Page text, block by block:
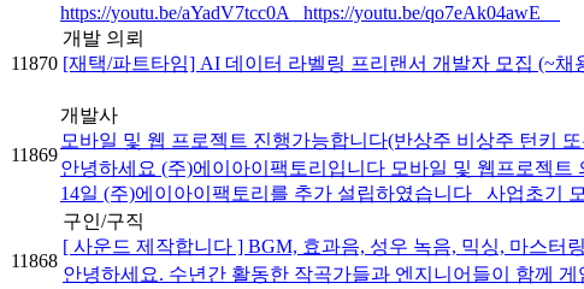
https://youtu.be/aYadV7tcc0A https://youtu.be/qo7eAk04awE
11870
개발 의뢰
[재택/파트타임] AI 데이터 라벨링 프리랜서 개발자 모집 (~채
11869
개발사
모바일 및 웹 프로젝트 진행가능합니다(반상주 비상주 턴키
안녕하세요 (주)에이아이팩토리입니다 모바일 및 웹프로젝
14일 (주)에이아이팩토리를 추가 설립하였습니다 사업초기
11868
구인/구직
[ 사운드 제작합니다 ] BGM, 효과음, 성우 녹음, 믹싱, 마스터링
안녕하세요. 수년간 활동한 작곡가들과 엔지니어들이 함께